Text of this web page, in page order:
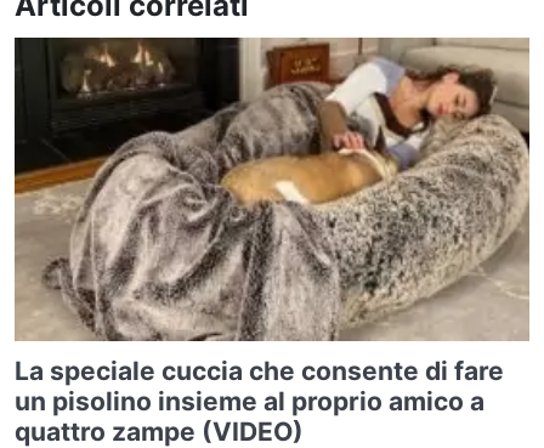
La speciale cuccia che consente di fare
un pisolino insieme al proprio amico a
quattro zampe (VIDEO)